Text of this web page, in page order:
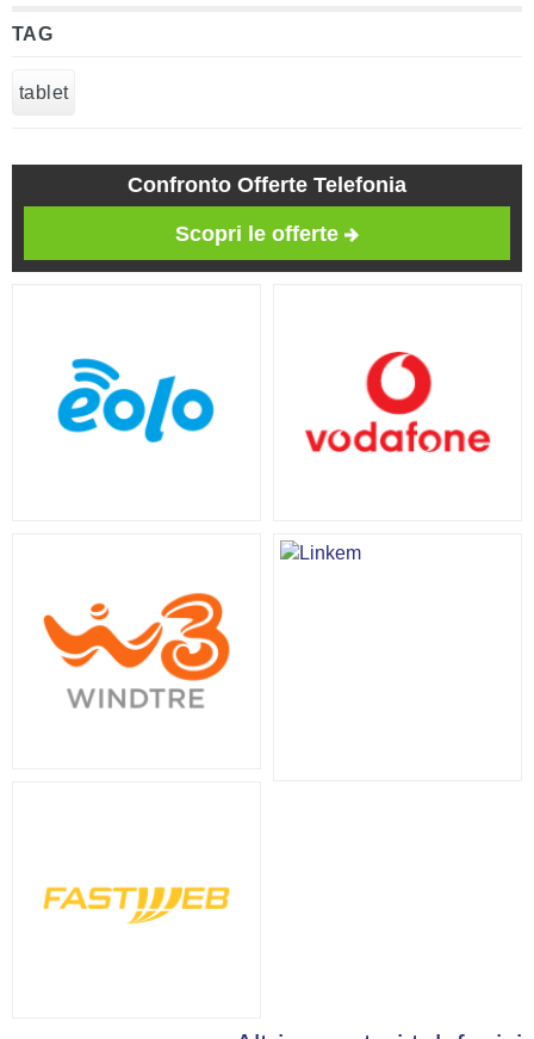
TAG
tablet
Confronto Offerte Telefonia
Scopri le offerte